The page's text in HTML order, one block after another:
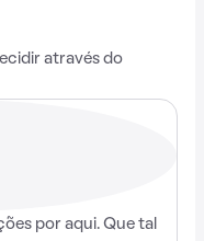
através do
por aqui. Que tal